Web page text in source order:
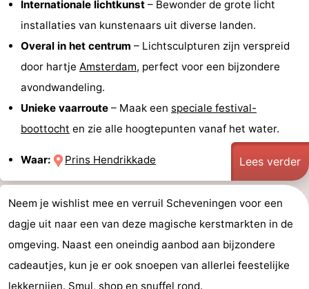
Internationale lichtkunst – Bewonder de grote licht
installaties van kunstenaars uit diverse landen.
Overal in het centrum – Lichtsculpturen zijn verspreid
door hartje Amsterdam, perfect voor een bijzondere
avondwandeling.
Unieke vaarroute – Maak een speciale festival-
boottocht en zie alle hoogtepunten vanaf het water.
Waar: Prins Hendrikkade Lees verder
Neem je wishlist mee en verruil Scheveningen voor een
dagje uit naar een van deze magische kerstmarkten in de
omgeving. Naast een oneindig aanbod aan bijzondere
cadeautjes, kun je er ook snoepen van allerlei feestelijke
lekkernijen. Smul, shop en snuffel rond.